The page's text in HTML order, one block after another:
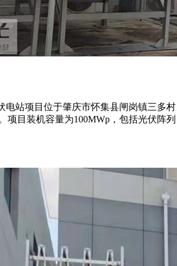
站项目位于肇庆市怀集县闸岗镇三多
目装机容量为100MWp，包括光伏阵列